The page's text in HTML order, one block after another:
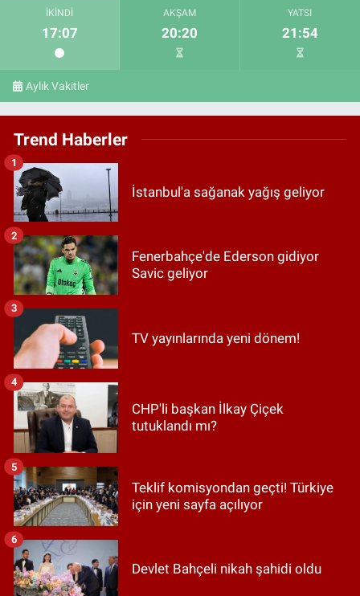
İKINDI
17:07
AKŞAM
20:20
YATSI
21:54
Aylık Vakitler
Trend Haberler
İstanbul'a sağanak yağış geliyor
1
Fenerbahçe'de Ederson gidiyor
Savic geliyor
2
TV yayınlarında yeni dönem!
3
CHP'li başkan İlkay Çiçek
tutuklandı mı?
4
Teklif komisyondan geçti! Türkiye
için yeni sayfa açılıyor
5
Devlet Bahçeli nikah şahidi oldu
6